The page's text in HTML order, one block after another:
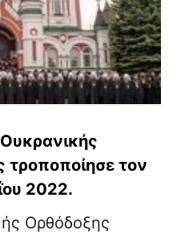
Ουκρανικής
τροποποίησε τον
2022.
Ορθόδοξης